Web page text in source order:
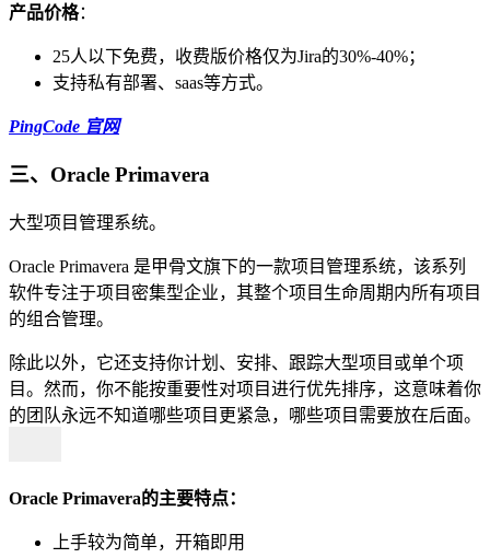
产品价格：
25人以下免费，收费版价格仅为Jira的30%-40%；
支持私有部署、saas等方式。
PingCode 官网
三、Oracle Primavera
大型项目管理系统。
Oracle Primavera 是甲骨文旗下的一款项目管理系统，该系列
软件专注于项目密集型企业，其整个项目生命周期内所有项目
的组合管理。
除此以外，它还支持你计划、安排、跟踪大型项目或单个项
目。然而，你不能按重要性对项目进行优先排序，这意味着你
的团队永远不知道哪些项目更紧急，哪些项目需要放在后面。
Oracle Primavera的主要特点：
上手较为简单，开箱即用